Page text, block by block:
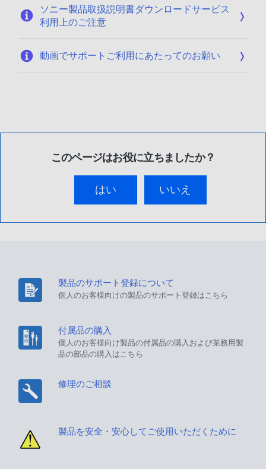
ソニー製品取扱説明書ダウンロードサービス
利用上のご注意
動画でサポートご利用にあたってのお願い
このページはお役に立ちましたか？
はい いいえ
製品のサポート登録について
個人のお客様向けの製品のサポート登録はこちら
付属品の購入
個人のお客様向け製品の付属品の購入および業務用製
品の部品の購入はこちら
修理のご相談
製品を安全・安心してご使用いただくために